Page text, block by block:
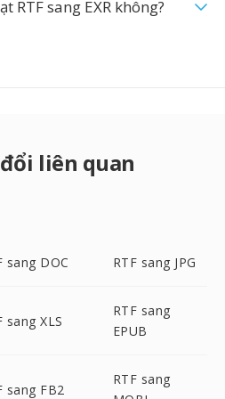
RTF sang EXR không?
liên quan
sang DOC RTF sang JPG
sang XLS
RTF sang
EPUB
sang FB2
RTF sang